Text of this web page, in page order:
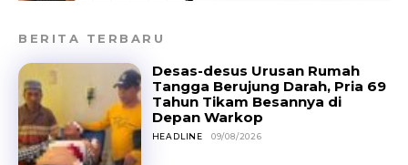
BERITA TERBARU
Desas-desus Urusan Rumah
Tangga Berujung Darah, Pria 69
Tahun Tikam Besannya di
Depan Warkop
HEADLINE 09/08/2026